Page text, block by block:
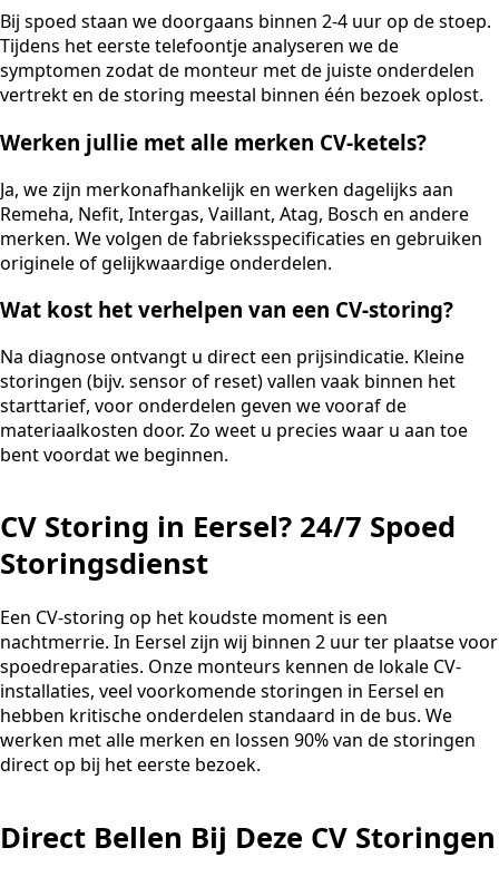
Bij spoed staan we doorgaans binnen 2-4 uur op de stoep.
Tijdens het eerste telefoontje analyseren we de
symptomen zodat de monteur met de juiste onderdelen
vertrekt en de storing meestal binnen één bezoek oplost.
Werken jullie met alle merken CV-ketels?
Ja, we zijn merkonafhankelijk en werken dagelijks aan
Remeha, Nefit, Intergas, Vaillant, Atag, Bosch en andere
merken. We volgen de fabrieksspecificaties en gebruiken
originele of gelijkwaardige onderdelen.
Wat kost het verhelpen van een CV-storing?
Na diagnose ontvangt u direct een prijsindicatie. Kleine
storingen (bijv. sensor of reset) vallen vaak binnen het
starttarief, voor onderdelen geven we vooraf de
materiaalkosten door. Zo weet u precies waar u aan toe
bent voordat we beginnen.
CV Storing in Eersel? 24/7 Spoed
Storingsdienst
Een CV-storing op het koudste moment is een
nachtmerrie. In Eersel zijn wij binnen 2 uur ter plaatse voor
spoedreparaties. Onze monteurs kennen de lokale CV-
installaties, veel voorkomende storingen in Eersel en
hebben kritische onderdelen standaard in de bus. We
werken met alle merken en lossen 90% van de storingen
direct op bij het eerste bezoek.
Direct Bellen Bij Deze CV Storingen